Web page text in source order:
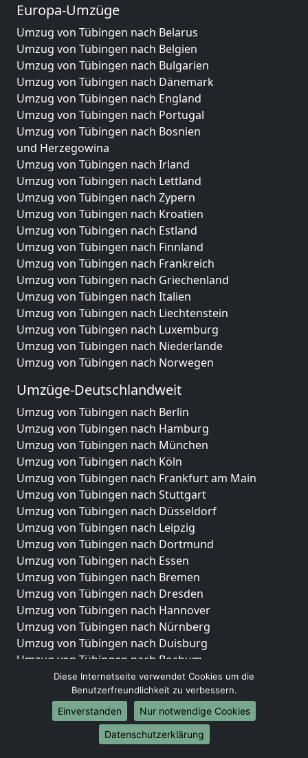
Europa-Umzüge
Umzug von Tübingen nach Belarus
Umzug von Tübingen nach Belgien
Umzug von Tübingen nach Bulgarien
Umzug von Tübingen nach Dänemark
Umzug von Tübingen nach England
Umzug von Tübingen nach Portugal
Umzug von Tübingen nach Bosnien
und Herzegowina
Umzug von Tübingen nach Irland
Umzug von Tübingen nach Lettland
Umzug von Tübingen nach Zypern
Umzug von Tübingen nach Kroatien
Umzug von Tübingen nach Estland
Umzug von Tübingen nach Finnland
Umzug von Tübingen nach Frankreich
Umzug von Tübingen nach Griechenland
Umzug von Tübingen nach Italien
Umzug von Tübingen nach Liechtenstein
Umzug von Tübingen nach Luxemburg
Umzug von Tübingen nach Niederlande
Umzug von Tübingen nach Norwegen
Umzüge-Deutschlandweit
Umzug von Tübingen nach Berlin
Umzug von Tübingen nach Hamburg
Umzug von Tübingen nach München
Umzug von Tübingen nach Köln
Umzug von Tübingen nach Frankfurt am Main
Umzug von Tübingen nach Stuttgart
Umzug von Tübingen nach Düsseldorf
Umzug von Tübingen nach Leipzig
Umzug von Tübingen nach Dortmund
Umzug von Tübingen nach Essen
Umzug von Tübingen nach Bremen
Umzug von Tübingen nach Dresden
Umzug von Tübingen nach Hannover
Umzug von Tübingen nach Nürnberg
Umzug von Tübingen nach Duisburg
Umzug von Tübingen nach Bochum
Umzug von Tübingen nach Wuppertal
Umzug von Tübingen nach Bielefeld
Umzug von Tübingen nach Bonn
Umzug von Tübingen nach Münster
Diese Internetseite verwendet Cookies um die
Benutzerfreundlichkeit zu verbessern.
Einverstanden
Nur notwendige Cookies
Datenschutzerklärung